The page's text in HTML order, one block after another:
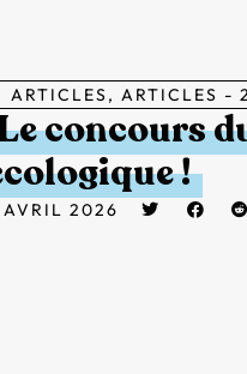
ARTICLES, ARTICLES -
concours
!
2026